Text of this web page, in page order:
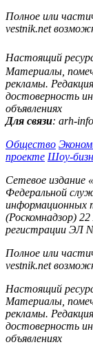
Полное или
vestnik.net
Настоящий
Материалы,
рекламы.
достоверность
объявлениях
Для связи: arh-
Общество
проекте Шоу-
Сетевое издание
Федеральной
информационных
(Роскомнадзор)
регистрации ЭЛ
Полное или
vestnik.net
Настоящий
Материалы,
рекламы.
достоверность
объявлениях